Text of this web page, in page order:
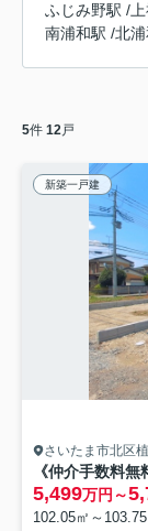
ふじみ野駅 /
南浦和駅 /北
5件 12戸
新築一戸建
さいたま市北区
5,499万円～
102.05㎡～